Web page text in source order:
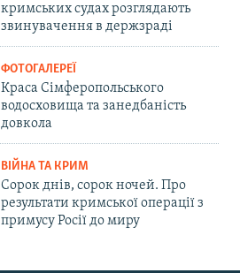
кримських судах розглядають
звинувачення в держзраді
ФОТОГАЛЕРЕЇ
Краса Сімферопольського
водосховища та занедбаність
довкола
ВІЙНА ТА КРИМ
Сорок днів, сорок ночей. Про
результати кримської операції з
примусу Росії до миру